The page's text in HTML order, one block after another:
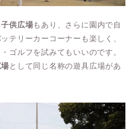
子供広場もあり、さらに園内で自
テリーカーコーナーも楽しく、
ゴルフを試みてもいいのです。
として同じ名称の遊具広場があ